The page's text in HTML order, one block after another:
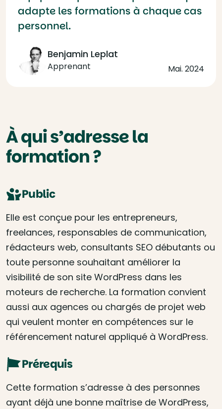
adapte les formations à chaque cas
personnel.
Benjamin Leplat
Apprenant Mai. 2024
À qui s’adresse la
formation ?
Public
Elle est conçue pour les entrepreneurs,
freelances, responsables de communication,
rédacteurs web, consultants SEO débutants ou
toute personne souhaitant améliorer la
visibilité de son site WordPress dans les
moteurs de recherche. La formation convient
aussi aux agences ou chargés de projet web
qui veulent monter en compétences sur le
référencement naturel appliqué à WordPress.
Prérequis
Cette formation s’adresse à des personnes
ayant déjà une bonne maîtrise de WordPress,